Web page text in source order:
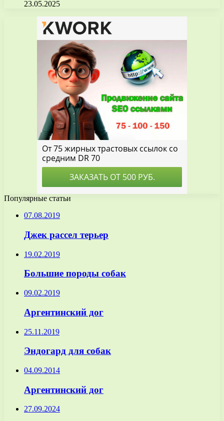
23.05.2025
Популярные статьи
07.08.2019
Джек рассел терьер
19.02.2019
Большие породы собак
09.02.2019
Аргентинский дог
25.11.2019
Эндогард для собак
04.09.2014
Аргентинский дог
27.09.2024